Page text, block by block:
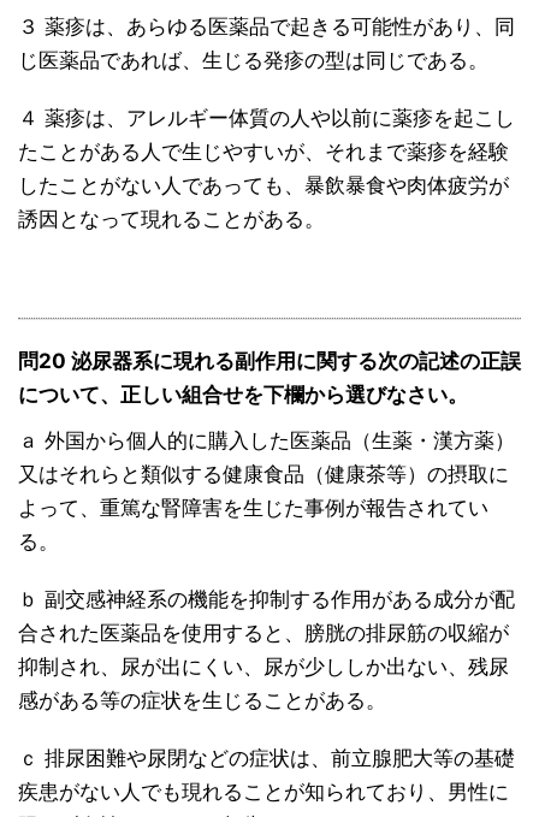
３ 薬疹は、あらゆる医薬品で起きる可能性があり、同
じ医薬品であれば、生じる発疹の型は同じである。
４ 薬疹は、アレルギー体質の人や以前に薬疹を起こし
たことがある人で生じやすいが、それまで薬疹を経験
したことがない人であっても、暴飲暴食や肉体疲労が
誘因となって現れることがある。
問20 泌尿器系に現れる副作用に関する次の記述の正誤
について、正しい組合せを下欄から選びなさい。
ａ 外国から個人的に購入した医薬品（生薬・漢方薬）
又はそれらと類似する健康食品（健康茶等）の摂取に
よって、重篤な腎障害を生じた事例が報告されてい
る。
ｂ 副交感神経系の機能を抑制する作用がある成分が配
合された医薬品を使用すると、膀胱の排尿筋の収縮が
抑制され、尿が出にくい、尿が少ししか出ない、残尿
感がある等の症状を生じることがある。
ｃ 排尿困難や尿閉などの症状は、前立腺肥大等の基礎
疾患がない人でも現れることが知られており、男性に